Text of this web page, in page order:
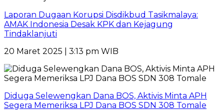
Laporan Dugaan Korupsi Disdikbud Tasikmalaya:
AMAK Indonesia Desak KPK dan Kejagung
Tindaklanjuti
20 Maret 2025 | 3:13 pm WIB
Diduga Selewengkan Dana BOS, Aktivis Minta APH
Segera Memeriksa LPJ Dana BOS SDN 308 Tomale